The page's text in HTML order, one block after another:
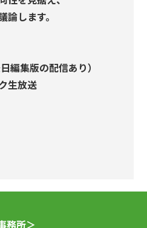
します。
編集版の配信あり）
生放送
務所＞